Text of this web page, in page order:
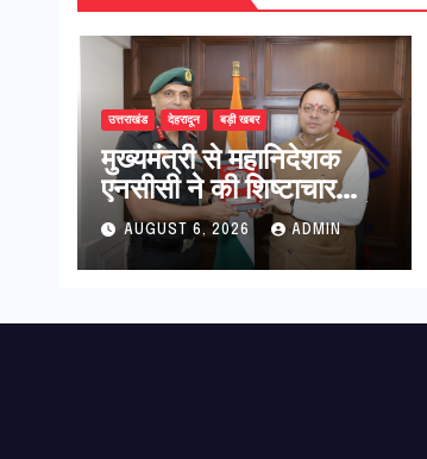
उत्तराखंड देहरादून बड़ी खबर
मुख्यमंत्री से महानिदेशक
एनसीसी ने की शिष्टाचार
भेंट,उत्तराखण्ड में एनसीसी के
विस्तार एवं आधुनिक
आधारभूत संरचना के विकास
AUGUST 6, 2026 ADMIN